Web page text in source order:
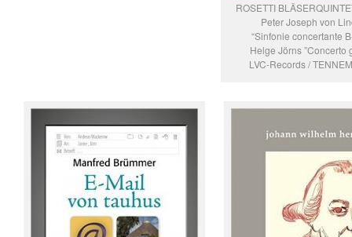
ROSETTI
Peter Joseph von
“Sinfonie concertante
Helge Jörns ”Concerto
LVC-Records /